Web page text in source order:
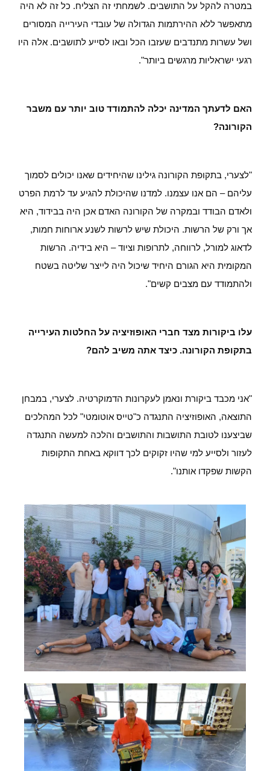
במטרה להקל על התושבים. לשמחתי זה הצליח. כל זה לא היה
מתאפשר ללא ההירתמות הגדולה של עובדי העירייה המסורים
ושל עשרות מתנדבים שעזבו הכל ובאו לסייע לתושבים. אלה היו
רגעי ישראליות מרגשים ביותר".
האם לדעתך המדינה יכלה להתמודד טוב יותר עם משבר
הקורונה?
"לצערי, בתקופת הקורונה גילינו שהיחידים שאנו יכולים לסמוך
עליהם – הם אנו עצמנו. למדנו שהיכולת להגיע עד לרמת הפרט
ולאדם הבודד ובמקרה של הקורונה האדם אכן היה בבידוד, היא
אך ורק של הרשות. היכולת שיש לרשות לשנע ארוחות חמות,
לדאוג למורל, לרווחה, לתרופות וציוד – היא בידיה. הרשות
המקומית היא הגורם היחיד שיכול היה לייצר שליטה בשטח
ולהתמודד עם מצבים קשים".
עלו ביקורות מצד חברי האופוזיציה על החלטות העירייה
בתקופת הקורונה. כיצד אתה משיב להם?
"אני מכבד ביקורת ונאמן לעקרונות הדמוקרטיה. לצערי, במבחן
התוצאה, האופוזיציה התנגדה כ"טייס אוטומטי" לכל המהלכים
שביצענו לטובת התושבות והתושבים והלכה למעשה התנגדה
לעזור ולסייע למי שהיו זקוקים לכך דווקא באחת התקופות
הקשות שפקדו אותנו".